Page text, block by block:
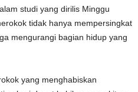
studi yang dirilis Minggu
tidak hanya mempersingkat
mengurangi bagian hidup yang
yang menghabiskan